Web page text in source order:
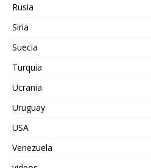
Rusia
Siria
Suecia
Turquia
Ucrania
Uruguay
USA
Venezuela